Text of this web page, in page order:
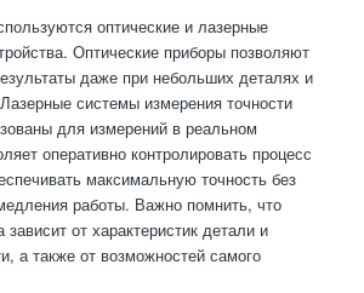
оптические и лазерные
Оптические приборы позволяют
даже при небольших деталях и
системы измерения точности
для измерений в реальном
оперативно контролировать процесс
максимальную точность без
работы. Важно помнить, что
от характеристик детали и
а также от возможностей самого